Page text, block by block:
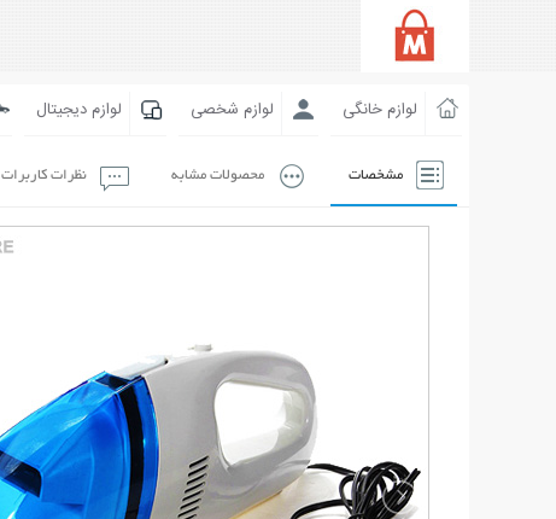
لوازم خانگی لوازم شخصی لوازم دیجیتال
مشخصات محصولات مشابه نظرات کاربرات